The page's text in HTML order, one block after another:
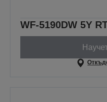
WF-5190DW 5Y